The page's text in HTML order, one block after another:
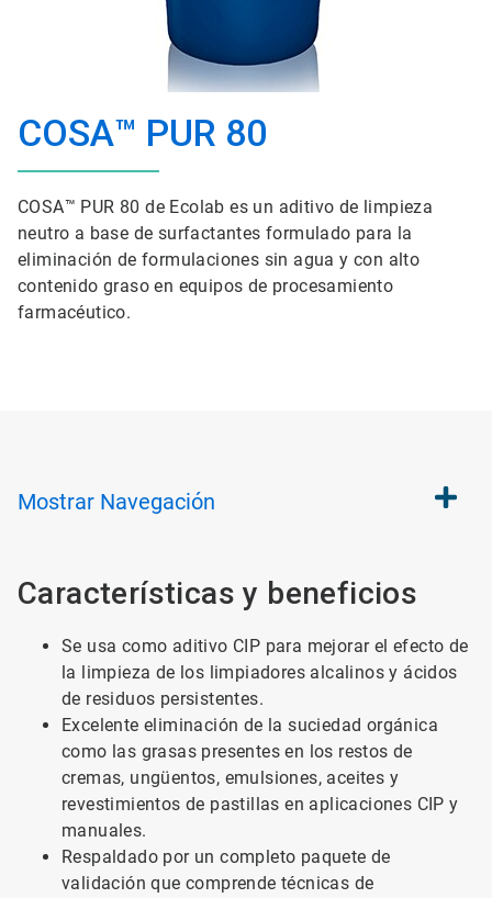
COSA™ PUR 80
COSA™ PUR 80 de Ecolab es un aditivo de limpieza
neutro a base de surfactantes formulado para la
eliminación de formulaciones sin agua y con alto
contenido graso en equipos de procesamiento
farmacéutico.
Mostrar Navegación
Características y beneficios
Se usa como aditivo CIP para mejorar el efecto de
la limpieza de los limpiadores alcalinos y ácidos
de residuos persistentes.
Excelente eliminación de la suciedad orgánica
como las grasas presentes en los restos de
cremas, ungüentos, emulsiones, aceites y
revestimientos de pastillas en aplicaciones CIP y
manuales.
Respaldado por un completo paquete de
validación que comprende técnicas de